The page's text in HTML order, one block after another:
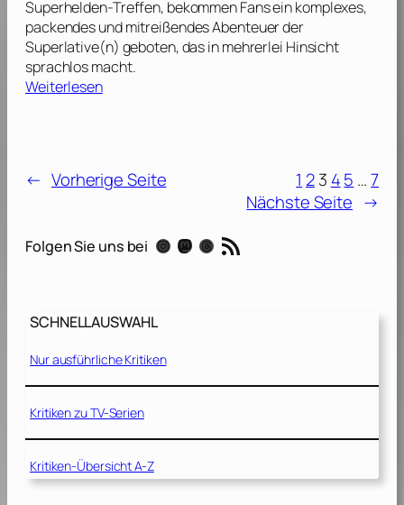
n
a
n
d
t
a
s
2
8
]
Superhelden-Treffen, bekommen Fans ein komplexes,
packendes und mitreißendes Abenteuer der
Superlative(n) geboten, das in mehrerlei Hinsicht
sprachlos macht.
Weiterlesen:
g
s
f
n
i
t
y
W
a
r
← Vorherige Seite 1 23 45 …7
Nächste Seite →
Folgen Sie uns bei Instagram Mastodon Threads RSS-Feed
SCHNELLAUSWAHL
Nur ausführliche Kritiken
Kritiken zu TV-Serien
Kritiken-Übersicht A-Z